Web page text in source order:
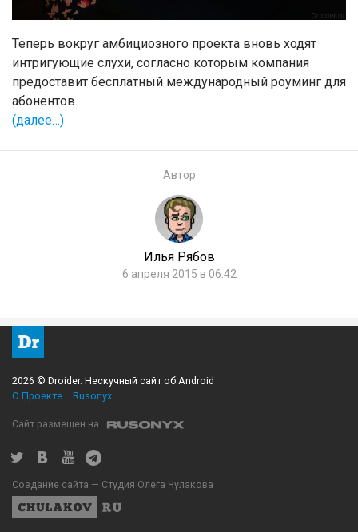
Теперь вокруг амбициозного проекта вновь ходят
интригующие слухи, согласно которым компания
предоставит бесплатный международный роуминг для
абонентов.
(далее…)
Автор
Илья Рябов
6 апреля 2015 в 06:42
2026 © Droider. Нескучный сайт об Android
О Проекте
Rusonyx
Сайт размещен на
Создание сайта — Студия Олега Чулакова